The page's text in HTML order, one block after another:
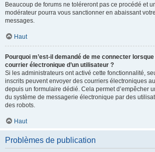
Beaucoup de forums ne toléreront pas ce procédé et
modérateur pourra vous sanctionner en abaissant
messages.
Haut
Pourquoi m’est-il demandé de me connecter
courrier électronique d’un utilisateur ?
Si les administrateurs ont activé cette fonctionnalité,
inscrits peuvent envoyer des courriers électroniques
depuis un formulaire dédié. Cela permet d’empêcher
du système de messagerie électronique par des
des robots.
Haut
Problèmes de publication